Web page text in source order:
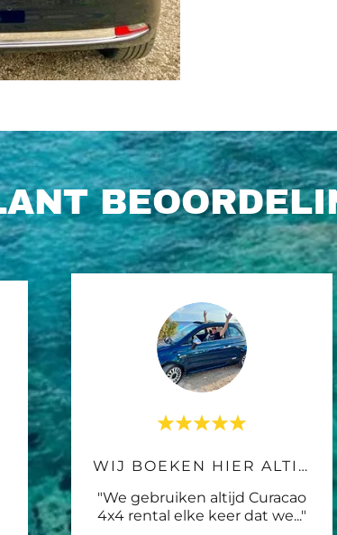
WIJ BOEKEN HIER ALTIJD
"We gebruiken altijd Curacao
4x4 rental elke keer dat we..."